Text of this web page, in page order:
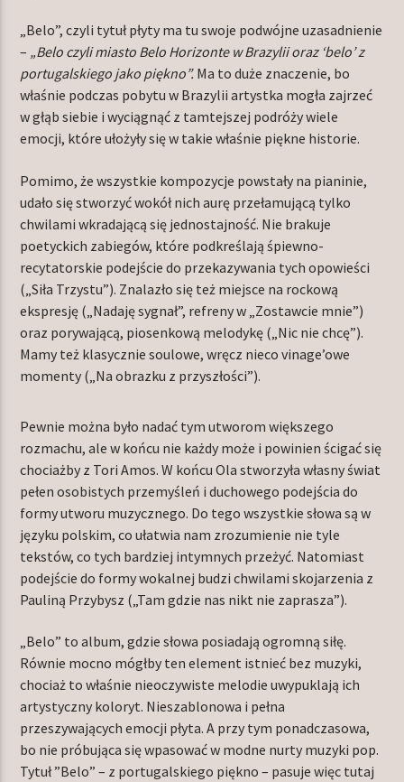
„Belo”, czyli tytuł płyty ma tu swoje podwójne uzasadnienie
– „Belo czyli miasto Belo Horizonte w Brazylii oraz ‘belo’ z
portugalskiego jako piękno”. Ma to duże znaczenie, bo
właśnie podczas pobytu w Brazylii artystka mogła zajrzeć
w głąb siebie i wyciągnąć z tamtejszej podróży wiele
emocji, które ułożyły się w takie właśnie piękne historie.
Pomimo, że wszystkie kompozycje powstały na pianinie,
udało się stworzyć wokół nich aurę przełamującą tylko
chwilami wkradającą się jednostajność. Nie brakuje
poetyckich zabiegów, które podkreślają śpiewno-
recytatorskie podejście do przekazywania tych opowieści
(„Siła Trzystu”). Znalazło się też miejsce na rockową
ekspresję („Nadaję sygnał”, refreny w „Zostawcie mnie”)
oraz porywającą, piosenkową melodykę („Nic nie chcę”).
Mamy też klasycznie soulowe, wręcz nieco vinage’owe
momenty („Na obrazku z przyszłości”).
Pewnie można było nadać tym utworom większego
rozmachu, ale w końcu nie każdy może i powinien ścigać się
chociażby z Tori Amos. W końcu Ola stworzyła własny świat
pełen osobistych przemyśleń i duchowego podejścia do
formy utworu muzycznego. Do tego wszystkie słowa są w
języku polskim, co ułatwia nam zrozumienie nie tyle
tekstów, co tych bardziej intymnych przeżyć. Natomiast
podejście do formy wokalnej budzi chwilami skojarzenia z
Pauliną Przybysz („Tam gdzie nas nikt nie zaprasza”).
„Belo” to album, gdzie słowa posiadają ogromną siłę.
Równie mocno mógłby ten element istnieć bez muzyki,
chociaż to właśnie nieoczywiste melodie uwypuklają ich
artystyczny koloryt. Nieszablonowa i pełna
przeszywających emocji płyta. A przy tym ponadczasowa,
bo nie próbująca się wpasować w modne nurty muzyki pop.
Tytuł ”Belo” – z portugalskiego piękno – pasuje więc tutaj